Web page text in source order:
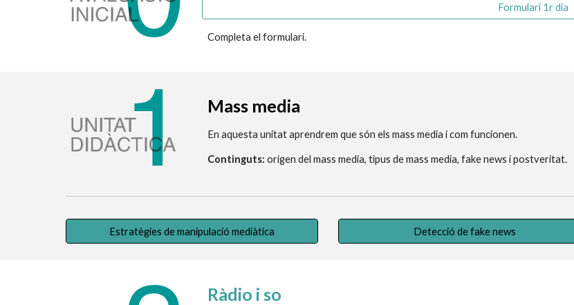
Formulari 1r dia
Completa el formulari.
Mass media
En aquesta unitat aprendrem que són els mass media i com funcionen.
Continguts: origen del mass media, tipus de mass media, fake news i postveritat.
Estratègies de manipulació mediàtica Detecció de fake news
Ràdio i so